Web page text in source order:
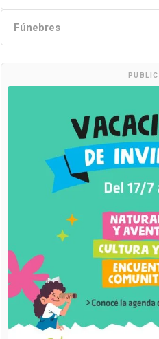
Fúnebres